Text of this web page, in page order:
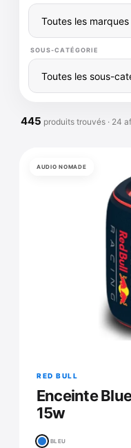
SOUS-CATÉGORIE
445 produits trouvés · 24
AUDIO NOMADE
RED BULL
Enceinte
15w
BLEU